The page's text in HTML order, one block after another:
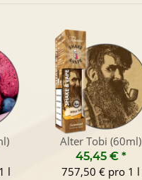
l
Alter Tobi (60ml)
45,45 € *
757,50 € pro 1 l